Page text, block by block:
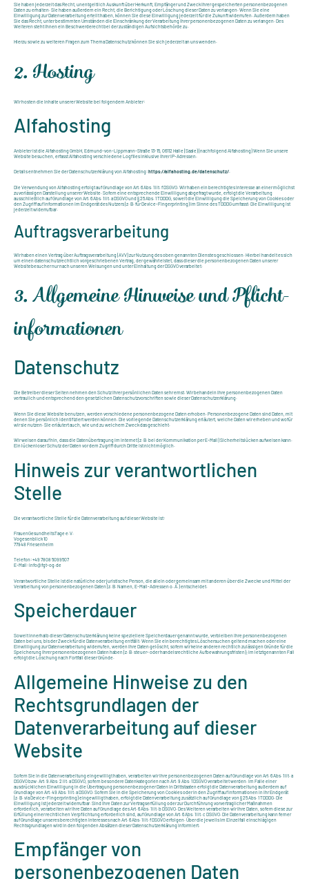
Sie haben jederzeit das Recht, unentgeltlich Auskunft über Herkunft, Empfänger und Zweck Ihrer gespeicherten personenbezogenen
Daten zu erhalten. Sie haben außerdem ein Recht, die Berichtigung oder Löschung dieser Daten zu verlangen. Wenn Sie eine
Einwilligung zur Datenverarbeitung erteilt haben, können Sie diese Einwilligung jederzeit für die Zukunft widerrufen. Außerdem haben
Sie das Recht, unter bestimmten Umständen die Einschränkung der Verarbeitung Ihrer personenbezogenen Daten zu verlangen. Des
Weiteren steht Ihnen ein Beschwerderecht bei der zuständigen Aufsichtsbehörde zu.
Hierzu sowie zu weiteren Fragen zum Thema Datenschutz können Sie sich jederzeit an uns wenden.
2. Hosting
Wir hosten die Inhalte unserer Website bei folgendem Anbieter:
Alfahosting
Anbieter ist die Alfahosting GmbH, Edmund-von-Lippmann-Straße 13-15, 06112 Halle (Saale) (nachfolgend Alfahosting) Wenn Sie unsere
Website besuchen, erfasst Alfahosting verschiedene Logfiles inklusive Ihrer IP-Adressen.
Details entnehmen Sie der Datenschutzerklärung von Alfahosting:https://alfahosting.de/datenschutz/.
Die Verwendung von Alfahosting erfolgt auf Grundlage von Art. 6 Abs. 1 lit. f DSGVO. Wir haben ein berechtigtes Interesse an einer möglichst
zuverlässigen Darstellung unserer Website. Sofern eine entsprechende Einwilligung abgefragt wurde, erfolgt die Verarbeitung
ausschließlich auf Grundlage von Art. 6 Abs. 1 lit. a DSGVO und § 25 Abs. 1 TDDDG, soweit die Einwilligung die Speicherung von Cookies oder
den Zugriff auf Informationen im Endgerät des Nutzers (z. B. für Device-Fingerprinting) im Sinne des TDDDG umfasst. Die Einwilligung ist
jederzeit widerrufbar.
Auftragsverarbeitung
Wir haben einen Vertrag über Auftragsverarbeitung (AVV) zur Nutzung des oben genannten Dienstes geschlossen. Hierbei handelt es sich
um einen datenschutzrechtlich vorgeschriebenen Vertrag, der gewährleistet, dass dieser die personenbezogenen Daten unserer
Websitebesucher nur nach unseren Weisungen und unter Einhaltung der DSGVO verarbeitet.
3. Allgemeine Hinweise und Pflicht­
informationen
Datenschutz
Die Betreiber dieser Seiten nehmen den Schutz Ihrer persönlichen Daten sehr ernst. Wir behandeln Ihre personenbezogenen Daten
vertraulich und entsprechend den gesetzlichen Datenschutzvorschriften sowie dieser Datenschutzerklärung.
Wenn Sie diese Website benutzen, werden verschiedene personenbezogene Daten erhoben. Personenbezogene Daten sind Daten, mit
denen Sie persönlich identifiziert werden können. Die vorliegende Datenschutzerklärung erläutert, welche Daten wir erheben und wofür
wir sie nutzen. Sie erläutert auch, wie und zu welchem Zweck das geschieht.
Wir weisen darauf hin, dass die Datenübertragung im Internet (z. B. bei der Kommunikation per E-Mail) Sicherheitslücken aufweisen kann.
Ein lückenloser Schutz der Daten vor dem Zugriff durch Dritte ist nicht möglich.
Hinweis zur verantwortlichen
Stelle
Die verantwortliche Stelle für die Datenverarbeitung auf dieser Website ist:
FrauenGesundheitsTage e.V.
Vogesenblick 10
77948 Friesenheim
Telefon: +49 7808 5099507
E-Mail: info@fgt-og.de
Verantwortliche Stelle ist die natürliche oder juristische Person, die allein oder gemeinsam mit anderen über die Zwecke und Mittel der
Verarbeitung von personenbezogenen Daten (z. B. Namen, E-Mail-Adressen o. Ä.) entscheidet.
Speicherdauer
Soweit innerhalb dieser Datenschutzerklärung keine speziellere Speicherdauer genannt wurde, verbleiben Ihre personenbezogenen
Daten bei uns, bis der Zweck für die Datenverarbeitung entfällt. Wenn Sie ein berechtigtes Löschersuchen geltend machen oder eine
Einwilligung zur Datenverarbeitung widerrufen, werden Ihre Daten gelöscht, sofern wir keine anderen rechtlich zulässigen Gründe für die
Speicherung Ihrer personenbezogenen Daten haben (z. B. steuer- oder handelsrechtliche Aufbewahrungsfristen); im letztgenannten Fall
erfolgt die Löschung nach Fortfall dieser Gründe.
Allgemeine Hinweise zu den
Rechtsgrundlagen der
Datenverarbeitung auf dieser
Website
Sofern Sie in die Datenverarbeitung eingewilligt haben, verarbeiten wir Ihre personenbezogenen Daten auf Grundlage von Art. 6 Abs. 1 lit. a
DSGVO bzw. Art. 9 Abs. 2 lit. a DSGVO, sofern besondere Datenkategorien nach Art. 9 Abs. 1 DSGVO verarbeitet werden. Im Falle einer
ausdrücklichen Einwilligung in die Übertragung personenbezogener Daten in Drittstaaten erfolgt die Datenverarbeitung außerdem auf
Grundlage von Art. 49 Abs. 1 lit. a DSGVO. Sofern Sie in die Speicherung von Cookies oder in den Zugriff auf Informationen in Ihr Endgerät
(z. B. via Device-Fingerprinting) eingewilligt haben, erfolgt die Datenverarbeitung zusätzlich auf Grundlage von § 25 Abs. 1 TDDDG. Die
Einwilligung ist jederzeit widerrufbar. Sind Ihre Daten zur Vertragserfüllung oder zur Durchführung vorvertraglicher Maßnahmen
erforderlich, verarbeiten wir Ihre Daten auf Grundlage des Art. 6 Abs. 1 lit. b DSGVO. Des Weiteren verarbeiten wir Ihre Daten, sofern diese zur
Erfüllung einer rechtlichen Verpflichtung erforderlich sind, auf Grundlage von Art. 6 Abs. 1 lit. c DSGVO. Die Datenverarbeitung kann ferner
auf Grundlage unseres berechtigten Interesses nach Art. 6 Abs. 1 lit. f DSGVO erfolgen. Über die jeweils im Einzelfall einschlägigen
Rechtsgrundlagen wird in den folgenden Absätzen dieser Datenschutzerklärung informiert.
Empfänger von
personenbezogenen Daten